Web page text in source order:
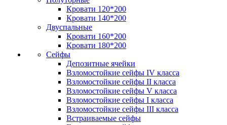
Кровати 120*200
Кровати 140*200
Двуспальные
Кровати 160*200
Кровати 180*200
Сейфы
Депозитные ячейки
Взломостойкие сейфы IV класса
Взломостойкие сейфы II класса
Взломостойкие сейфы V класса
Взломостойкие сейфы I класса
Взломостойкие сейфы III класса
Встраиваемые сейфы